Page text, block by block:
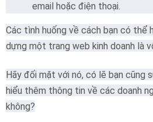
email hoặc điện thoại.
Các tình huống về cách bạn có thể
dựng một trang web kinh doanh là
Hãy đối mặt với nó, có lẽ bạn cũng
hiểu thêm thông tin về các doanh
không?